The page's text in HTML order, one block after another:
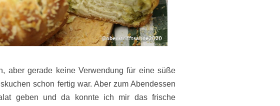
aber gerade keine Verwendung für eine süße
schon fertig war. Aber zum Abendessen
geben und da konnte ich mir das frische